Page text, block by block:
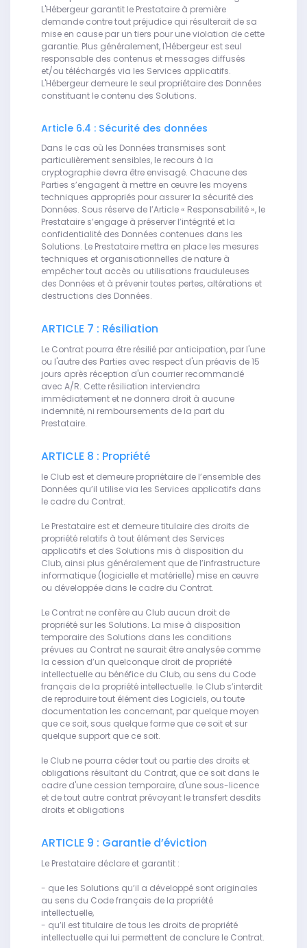
L'Hébergeur garantit le Prestataire à première
demande contre tout préjudice qui résulterait de sa
mise en cause par un tiers pour une violation de cette
garantie. Plus généralement, l'Hébergeur est seul
responsable des contenus et messages diffusés
et/ou téléchargés via les Services applicatifs.
L'Hébergeur demeure le seul propriétaire des Données
constituant le contenu des Solutions.
Article 6.4 : Sécurité des données
Dans le cas où les Données transmises sont
particulièrement sensibles, le recours à la
cryptographie devra être envisagé. Chacune des
Parties s’engagent à mettre en œuvre les moyens
techniques appropriés pour assurer la sécurité des
Données. Sous réserve de l’Article « Responsabilité », le
Prestataire s’engage à préserver l’intégrité et la
confidentialité des Données contenues dans les
Solutions. Le Prestataire mettra en place les mesures
techniques et organisationnelles de nature à
empêcher tout accès ou utilisations frauduleuses
des Données et à prévenir toutes pertes, altérations et
destructions des Données.
ARTICLE 7 : Résiliation
Le Contrat pourra être résilié par anticipation, par l'une
ou l'autre des Parties avec respect d'un préavis de 15
jours après réception d'un courrier recommandé
avec A/R. Cette résiliation interviendra
immédiatement et ne donnera droit à aucune
indemnité, ni remboursements de la part du
Prestataire.
ARTICLE 8 : Propriété
le Club est et demeure propriétaire de l’ensemble des
Données qu’il utilise via les Services applicatifs dans
le cadre du Contrat.
Le Prestataire est et demeure titulaire des droits de
propriété relatifs à tout élément des Services
applicatifs et des Solutions mis à disposition du
Club, ainsi plus généralement que de l’infrastructure
informatique (logicielle et matérielle) mise en œuvre
ou développée dans le cadre du Contrat.
Le Contrat ne confère au Club aucun droit de
propriété sur les Solutions. La mise à disposition
temporaire des Solutions dans les conditions
prévues au Contrat ne saurait être analysée comme
la cession d’un quelconque droit de propriété
intellectuelle au bénéfice du Club, au sens du Code
français de la propriété intellectuelle. le Club s’interdit
de reproduire tout élément des Logiciels, ou toute
documentation les concernant, par quelque moyen
que ce soit, sous quelque forme que ce soit et sur
quelque support que ce soit.
le Club ne pourra céder tout ou partie des droits et
obligations résultant du Contrat, que ce soit dans le
cadre d'une cession temporaire, d'une sous-licence
et de tout autre contrat prévoyant le transfert desdits
droits et obligations
ARTICLE 9 : Garantie d’éviction
Le Prestataire déclare et garantit :
- que les Solutions qu’il a développé sont originales
au sens du Code français de la propriété
intellectuelle,
- qu’il est titulaire de tous les droits de propriété
intellectuelle qui lui permettent de conclure le Contrat.